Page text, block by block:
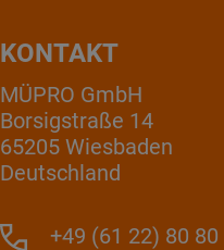
KONTAKT
MÜPRO GmbH
Borsigstraße 14
65205 Wiesbaden
Deutschland
+49 (61 22) 80 80